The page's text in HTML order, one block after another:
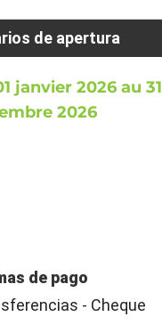
de apertura
janvier 2026 au 31
2026
de pago
- Cheque